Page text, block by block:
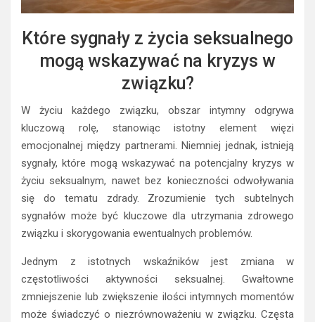
Które sygnały z życia seksualnego
mogą wskazywać na kryzys w
związku?
W życiu każdego związku, obszar intymny odgrywa
kluczową rolę, stanowiąc istotny element więzi
emocjonalnej między partnerami. Niemniej jednak, istnieją
sygnały, które mogą wskazywać na potencjalny kryzys w
życiu seksualnym, nawet bez konieczności odwoływania
się do tematu zdrady. Zrozumienie tych subtelnych
sygnałów może być kluczowe dla utrzymania zdrowego
związku i skorygowania ewentualnych problemów.
Jednym z istotnych wskaźników jest zmiana w
częstotliwości aktywności seksualnej. Gwałtowne
zmniejszenie lub zwiększenie ilości intymnych momentów
może świadczyć o niezrównoważeniu w związku. Częsta